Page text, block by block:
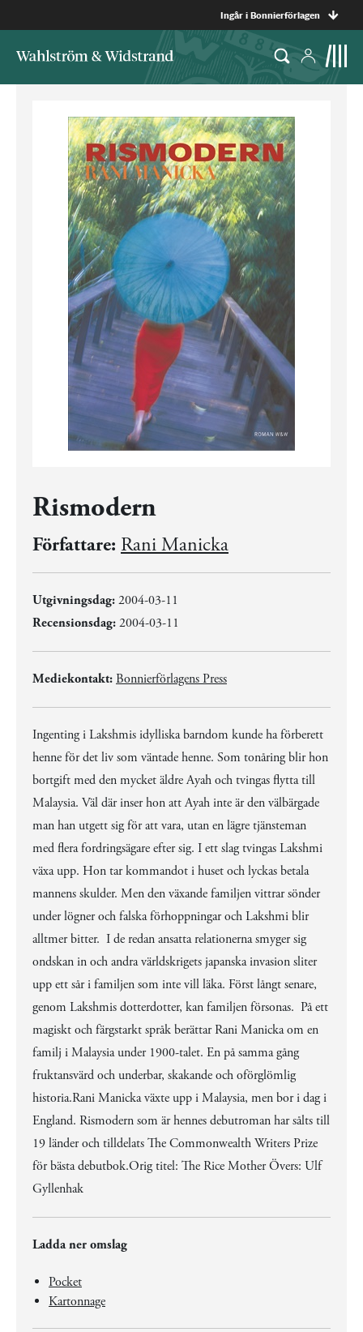
Ingår i Bonnierförlagen
Rismodern
Författare: Rani Manicka
Utgivningsdag:2004-03-11
Recensionsdag:2004-03-11
Mediekontakt: Bonnierförlagens Press
Ingenting i Lakshmis idylliska barndom kunde ha förberett
henne för det liv som väntade henne. Som tonåring blir hon
bortgift med den mycket äldre Ayah och tvingas flytta till
Malaysia. Väl där inser hon att Ayah inte är den välbärgade
man han utgett sig för att vara, utan en lägre tjänsteman
med flera fordringsägare efter sig. I ett slag tvingas Lakshmi
växa upp. Hon tar kommandot i huset och lyckas betala
mannens skulder. Men den växande familjen vittrar sönder
under lögner och falska förhoppningar och Lakshmi blir
alltmer bitter. I de redan ansatta relationerna smyger sig
ondskan in och andra världskrigets japanska invasion sliter
upp ett sår i familjen som inte vill läka. Först långt senare,
genom Lakshmis dotterdotter, kan familjen försonas. På ett
magiskt och färgstarkt språk berättar Rani Manicka om en
familj i Malaysia under 1900-talet. En på samma gång
fruktansvärd och underbar, skakande och oförglömlig
historia.Rani Manicka växte upp i Malaysia, men bor i dag i
England. Rismodern som är hennes debutroman har sålts till
19 länder och tilldelats The Commonwealth Writers Prize
för bästa debutbok.Orig titel: The Rice Mother Övers: Ulf
Gyllenhak
Ladda ner omslag
Pocket
Kartonnage